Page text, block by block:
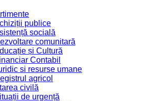
publice
socială
comunitară
și Cultură
Contabil
si resurse umane
agricol
civilă
de urgență